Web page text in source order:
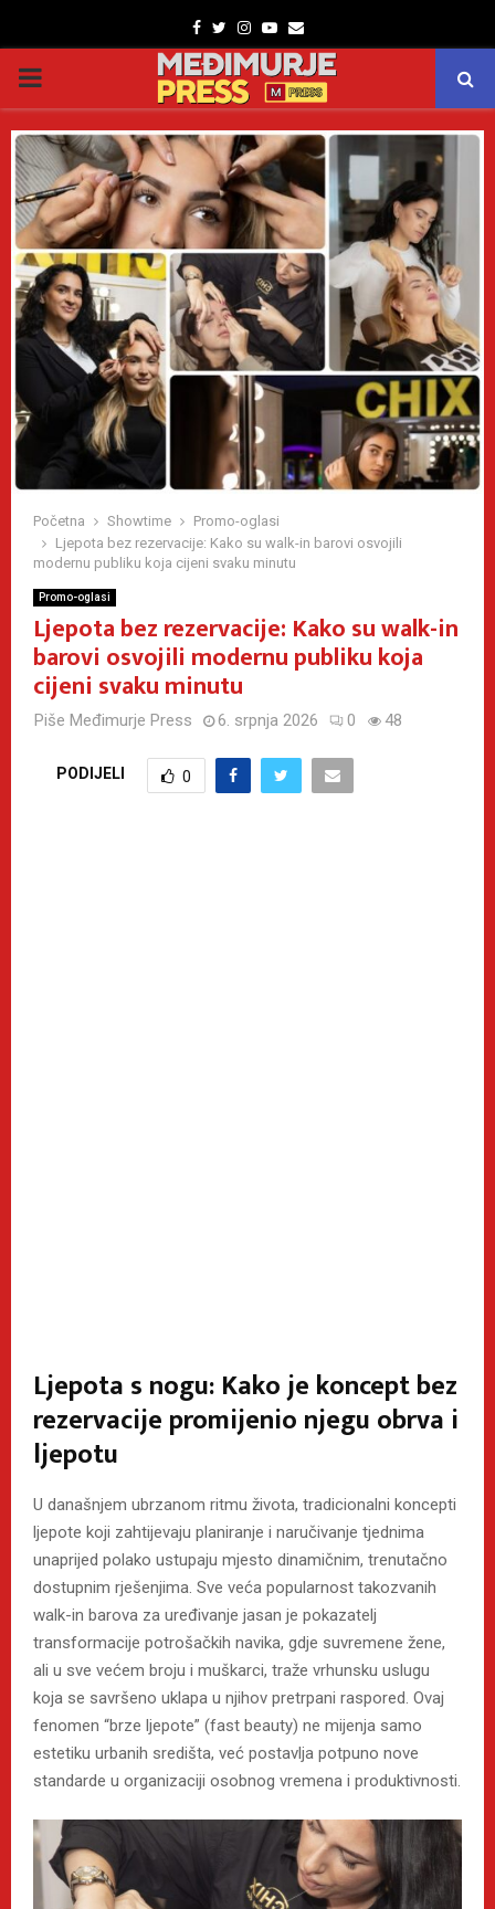
Facebook
TwitterInstagram
Youtube
Email
PRIMARY
MENU
Početna Showtime
Promo-oglasi
Ljepota bez rezervacije: Kako su walk-in barovi osvojili
modernu publiku koja cijeni svaku minutu
Promo-oglasi
Ljepota bez rezervacije: Kako su walk-in
barovi osvojili modernu publiku koja
cijeni svaku minutu
Piše Međimurje Press 6. srpnja 2026 0 48
PODIJELI 0
Ljepota s nogu: Kako je koncept bez
rezervacije promijenio njegu obrva i
ljepotu
U današnjem ubrzanom ritmu života, tradicionalni koncepti
ljepote koji zahtijevaju planiranje i naručivanje tjednima
unaprijed polako ustupaju mjesto dinamičnim, trenutačno
dostupnim rješenjima. Sve veća popularnost takozvanih
walk-in barova za uređivanje jasan je pokazatelj
transformacije potrošačkih navika, gdje suvremene žene,
ali u sve većem broju i muškarci, traže vrhunsku uslugu
koja se savršeno uklapa u njihov pretrpani raspored. Ovaj
fenomen “brze ljepote” (fast beauty) ne mijenja samo
estetiku urbanih središta, već postavlja potpuno nove
standarde u organizaciji osobnog vremena i produktivnosti.